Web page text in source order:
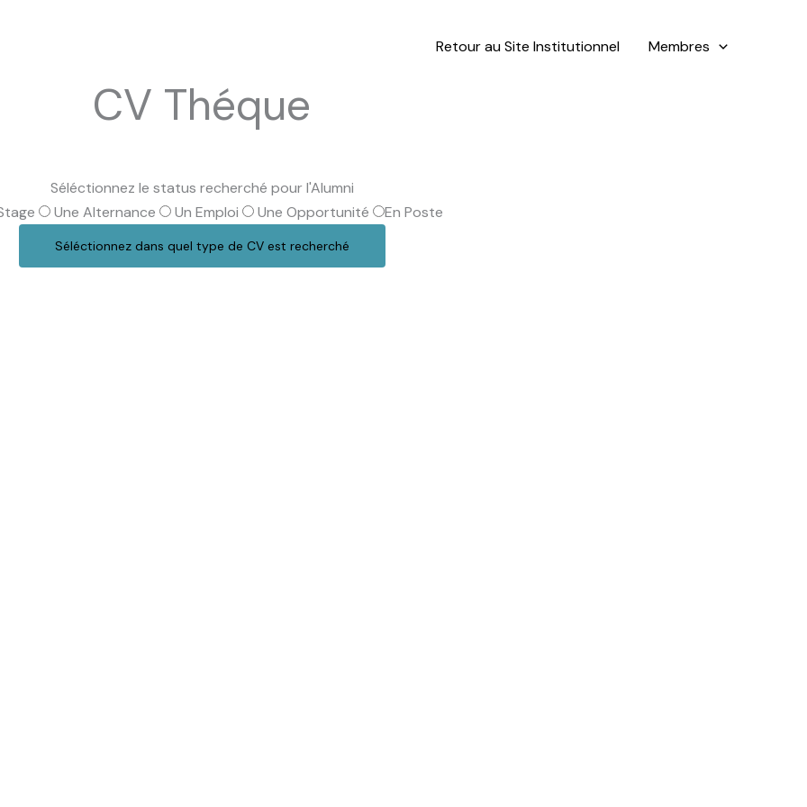
Retour au Site Institutionnel Membres
CV Théque
Séléctionnez le status recherché pour l'Alumni
Une Alternance Un Emploi Une Opportunité En Poste